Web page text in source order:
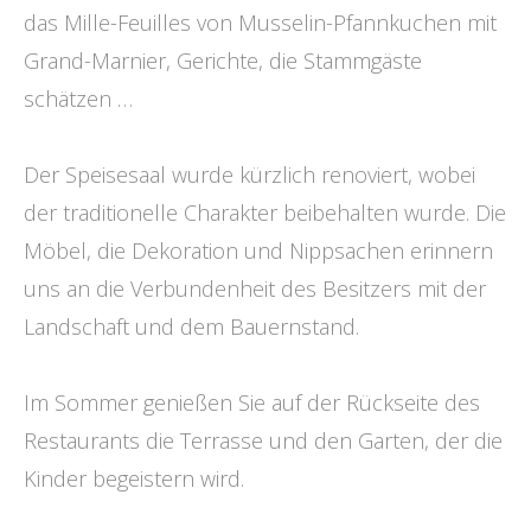
das Mille-Feuilles von Musselin-Pfannkuchen mit
Grand-Marnier, Gerichte, die Stammgäste
schätzen …
Der Speisesaal wurde kürzlich renoviert, wobei
der traditionelle Charakter beibehalten wurde. Die
Möbel, die Dekoration und Nippsachen erinnern
uns an die Verbundenheit des Besitzers mit der
Landschaft und dem Bauernstand.
Im Sommer genießen Sie auf der Rückseite des
Restaurants die Terrasse und den Garten, der die
Kinder begeistern wird.